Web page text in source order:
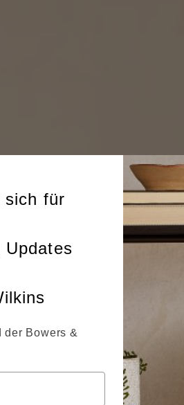
sich für
Updates
der Bowers &